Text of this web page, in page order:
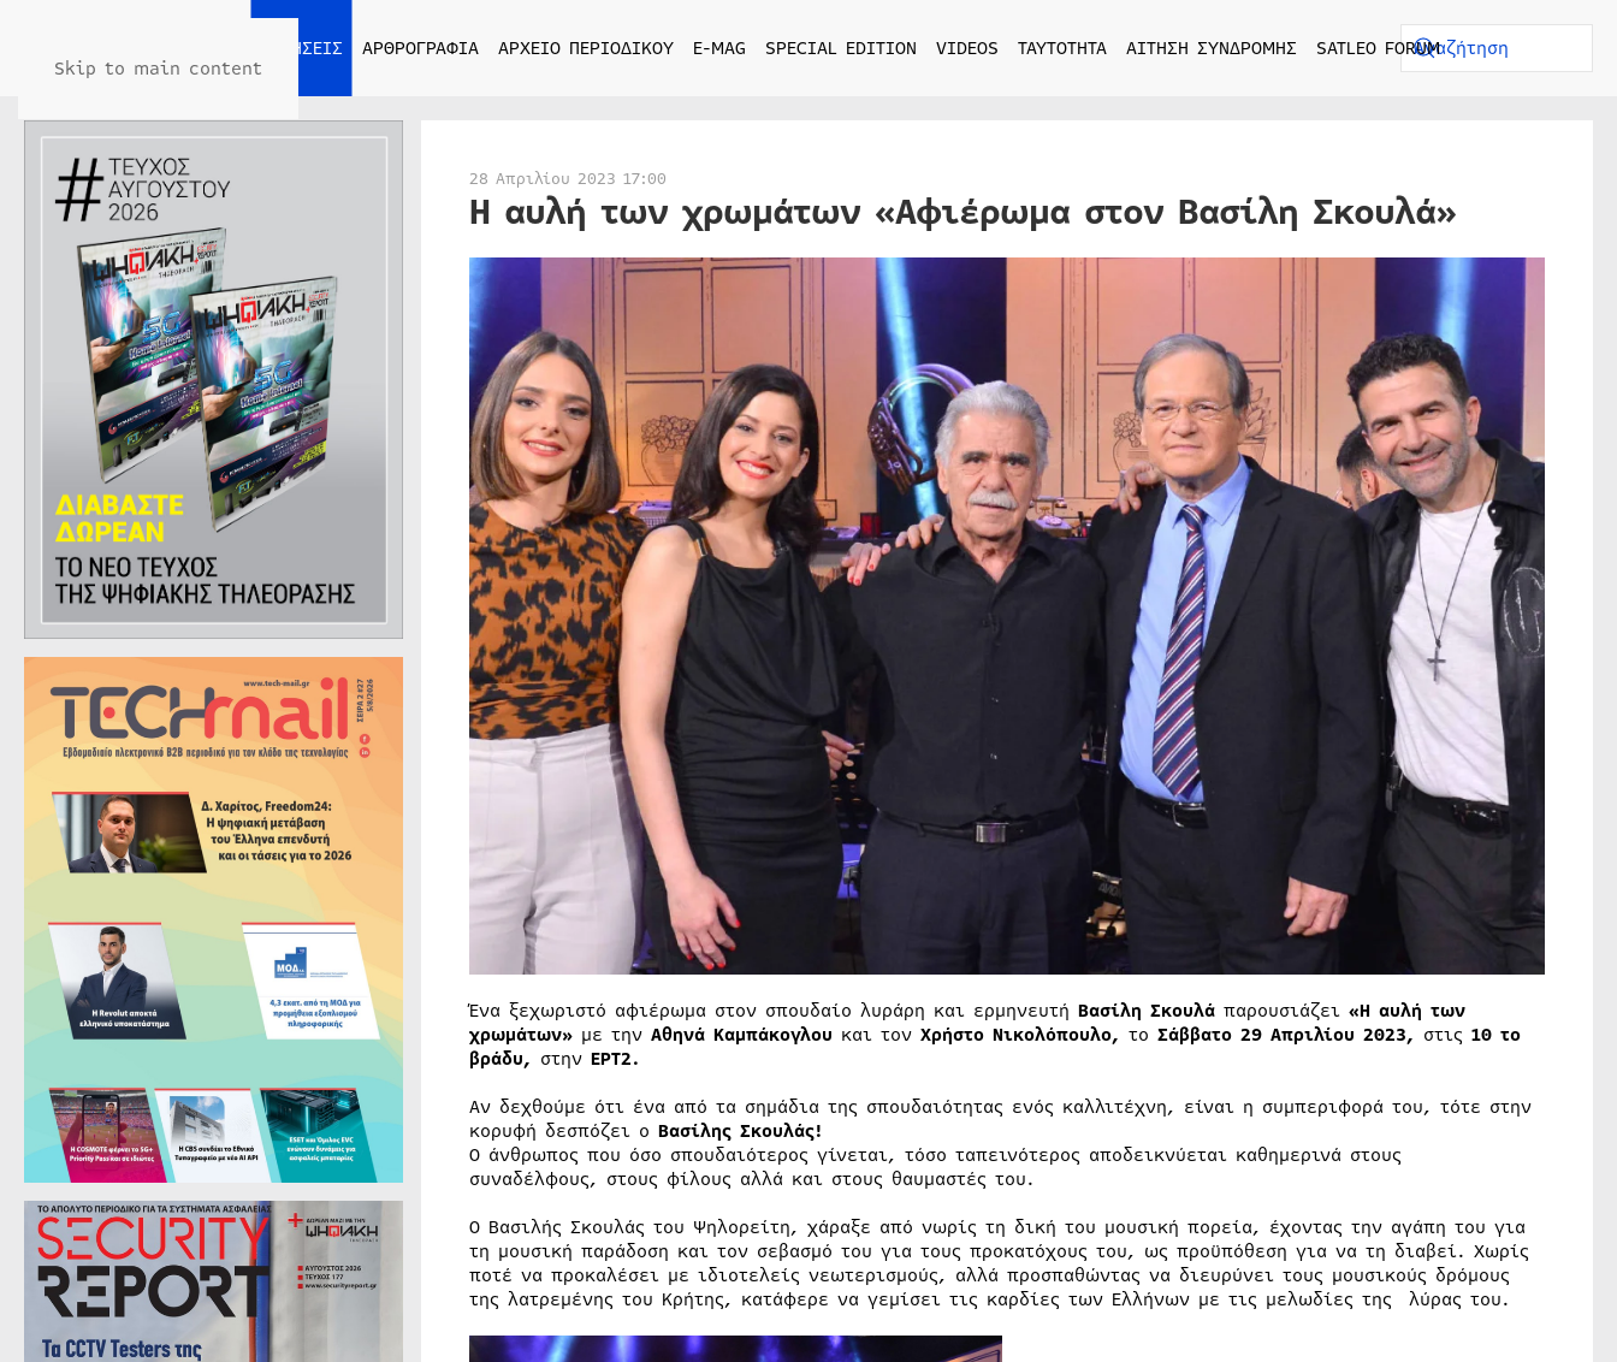
Skip to main content
ΕΙΔΗΣΕΙΣ ΑΡΘΡΟΓΡΑΦΙΑ ΑΡΧΕΙΟ ΠΕΡΙΟΔΙΚΟΥ E-MAG SPECIAL EDITION VIDEOS ΤΑΥΤΟΤΗΤΑ ΑΙΤΗΣΗ ΣΥΝΔΡΟΜΗΣ SATLEO FORUM
28 Απριλίου 2023 17:00
Η αυλή των χρωμάτων «Αφιέρωμα στον Βασίλη Σκουλά»
Ένα ξεχωριστό αφιέρωμα στον σπουδαίο λυράρη και ερμηνευτή Βασίλη Σκουλά παρουσιάζει «Η αυλή των
χρωμάτων»με την Αθηνά Καμπάκογλου και τον Χρήστο Νικολόπουλο, το Σάββατο 29 Απριλίου 2023, στις 10 το
βράδυ, στην ΕΡΤ2.
Αν δεχθούμε ότι ένα από τα σημάδια της σπουδαιότητας ενός καλλιτέχνη, είναι η συμπεριφορά του, τότε στην
κορυφή δεσπόζει ο Βασίλης Σκουλάς!
Ο άνθρωπος που όσο σπουδαιότερος γίνεται, τόσο ταπεινότερος αποδεικνύεται καθημερινά στους
συναδέλφους, στους φίλους αλλά και στους θαυμαστές του.
Ο Βασιλής Σκουλάς του Ψηλορείτη, χάραξε από νωρίς τη δική του μουσική πορεία, έχοντας την αγάπη του για
τη μουσική παράδοση και τον σεβασμό του για τους προκατόχους του, ως προϋπόθεση για να τη διαβεί. Χωρίς
ποτέ να προκαλέσει με ιδιοτελείς νεωτερισμούς, αλλά προσπαθώντας να διευρύνει τους μουσικούς δρόμους
της λατρεμένης του Κρήτης, κατάφερε να γεμίσει τις καρδίες των Ελλήνων με τις μελωδίες της λύρας του.